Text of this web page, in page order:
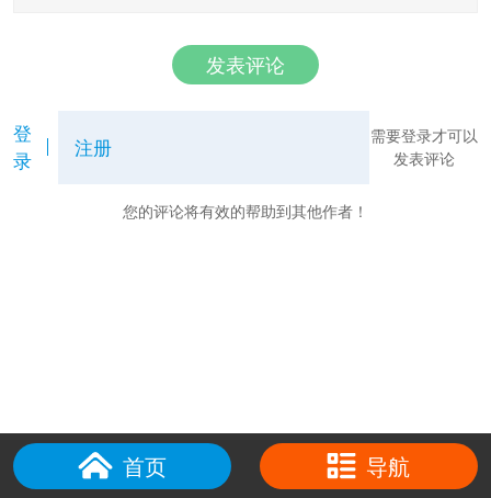
发表评论
登
录
注册
需要登录才可以
发表评论
您的评论将有效的帮助到其他作者！
首页 导航